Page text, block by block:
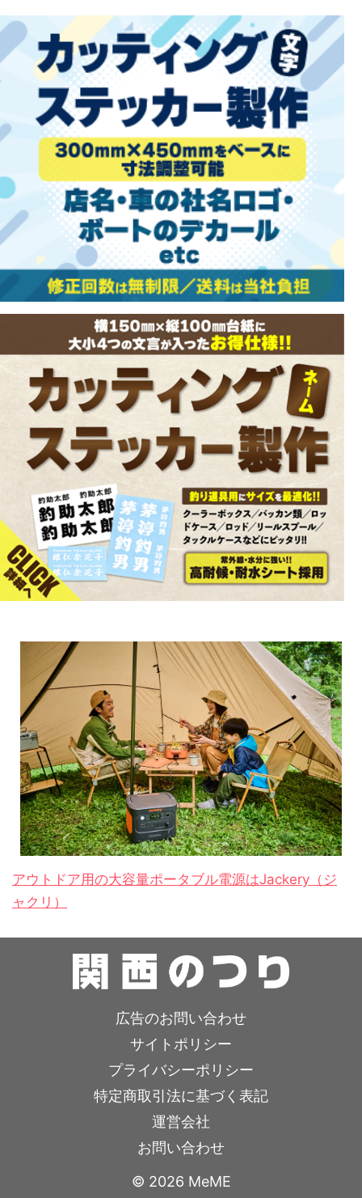
アウトドア用の大容量ポータブル電源はJackery（ジ
ャクリ）
広告のお問い合わせ
サイトポリシー
プライバシーポリシー
特定商取引法に基づく表記
運営会社
お問い合わせ
© 2026 MeME